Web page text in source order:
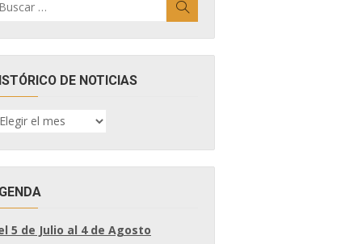
DE NOTICIAS
5 de Julio al 4 de Agosto